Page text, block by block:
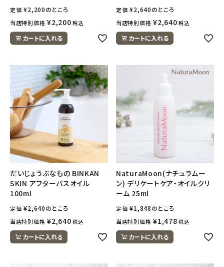
キッズ・ベビー・マタニティ
キッチン用品
フード・ドリンク
ブランド
定期購入
オリジナルブランド
ナチュラムーン
エコリュクス
エコメイト
ナチュラプラス
定価 ¥2,200のところ
当店特別価格 ¥2,200 税込
カートに入れる
定価 ¥2,640のところ
当店特別価格 ¥2,640 税込
カートに入れる
だいじょうぶなもの BINKAN
SKIN アフターバスオイル
100ml
定価 ¥2,640のところ
当店特別価格 ¥2,640 税込
カートに入れる
NaturaMoon(ナチュラムー
ン) デリケートケア・オイルクリ
ーム 25ml
定価 ¥1,848のところ
当店特別価格 ¥1,478 税込
カートに入れる